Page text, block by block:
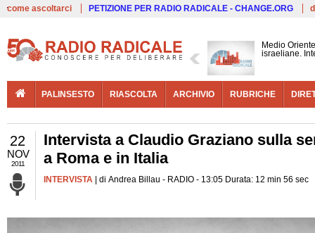
come ascoltarci PETIZIONE PER RADIO RADICALE - CHANGE.ORG
Medio
israeliane.
PALINSESTO RIASCOLTA ARCHIVIO RUBRICHE
22
NOV
2011
Intervista a Claudio Graziano sulla
a Roma e in Italia
INTERVISTA | di Andrea Billau - RADIO - 13:05 Durata: 12 min 56 sec